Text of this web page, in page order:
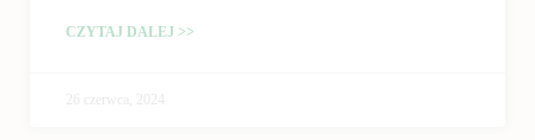
CZYTAJ DALEJ >>
26 czerwca, 2024